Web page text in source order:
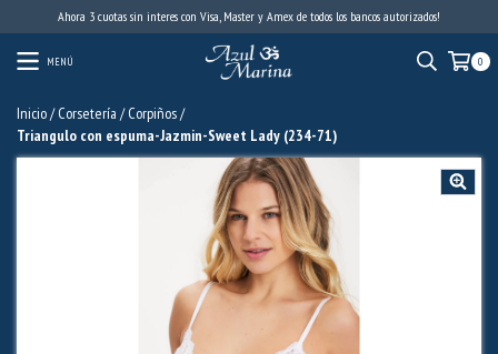
Ahora 3 cuotas sin interes con Visa, Master y Amex de todos los bancos autorizados!
MENÚ 0
Inicio/ Corsetería / Corpiños/
Triangulo con espuma-Jazmin-Sweet Lady (234-71)